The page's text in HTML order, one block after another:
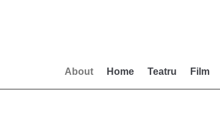
About Home Teatru Film